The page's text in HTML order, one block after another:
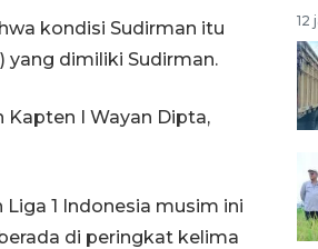
kondisi Sudirman itu
yang dimiliki Sudirman.
Kapten I Wayan Dipta,
1 Indonesia musim ini
di peringkat kelima
12